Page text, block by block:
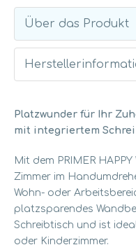
Über das Produkt
Platzwunder für Ihr
mit integriertem
Mit dem PRIMER
Zimmer im
Wohn- oder
platzsparendes
Schreibtisch und ist
oder Kinderzimmer.